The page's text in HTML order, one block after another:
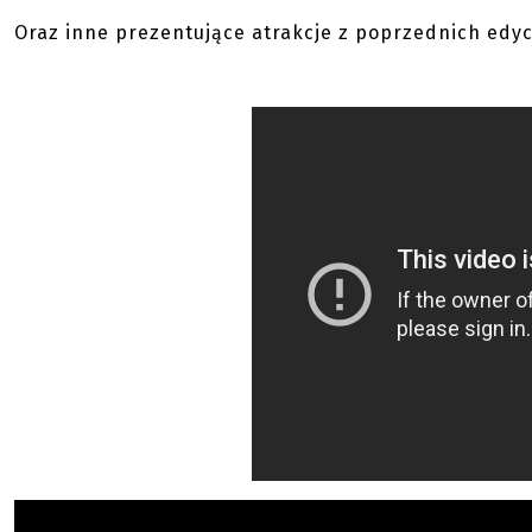
Oraz inne prezentujące atrakcje z poprzednich